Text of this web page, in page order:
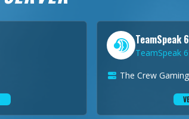
TeamSpeak 6
TeamSpeak 6
The Crew